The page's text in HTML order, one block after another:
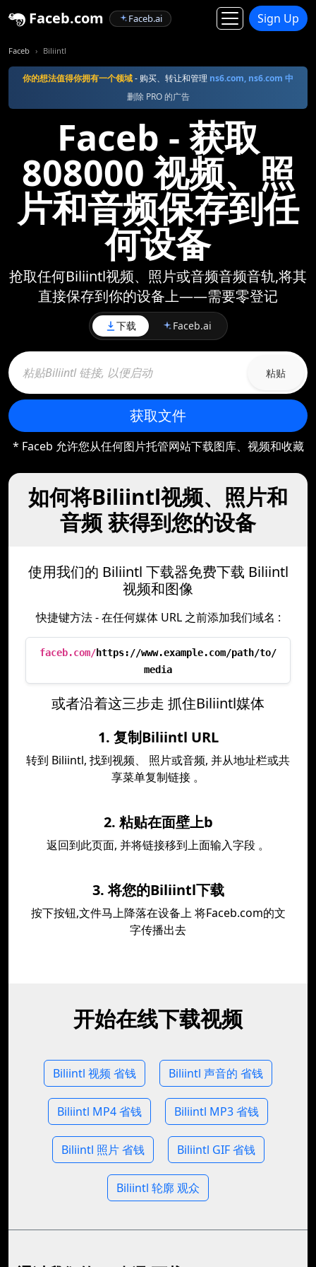
Faceb.com Faceb.ai Sign Up
Faceb Biliintl
你的想法值得你拥有一个领域- 购买、转让和管理 ns6.com, ns6.com 中
删除 PRO 的广告
Faceb - 获取
808000 视频、照
片和音频保存到任
何设备
抢取任何Biliintl视频、照片或音频音频音轨,将其
直接保存到你的设备上——需要零登记
下载 Faceb.ai
粘贴
获取文件
* Faceb 允许您从任何图片托管网站下载图库、视频和收藏
如何将Biliintl视频、照片和
音频 获得到您的设备
使用我们的 Biliintl 下载器免费下载 Biliintl
视频和图像
快捷键方法 - 在任何媒体 URL 之前添加我们域名 :
faceb.com/https://www.example.com/path/to/
media
或者沿着这三步走 抓住Biliintl媒体
1. 复制Biliintl URL
转到 Biliintl, 找到视频、 照片或音频, 并从地址栏或共
享菜单复制链接 。
2. 粘贴在面壁上b
返回到此页面, 并将链接移到上面输入字段 。
3. 将您的Biliintl下载
按下按钮,文件马上降落在设备上 将Faceb.com的文
字传播出去
开始在线下载视频
Biliintl 视频 省钱 Biliintl 声音的 省钱
Biliintl MP4 省钱 Biliintl MP3 省钱
Biliintl 照片 省钱 Biliintl GIF 省钱
Biliintl 轮廓 观众